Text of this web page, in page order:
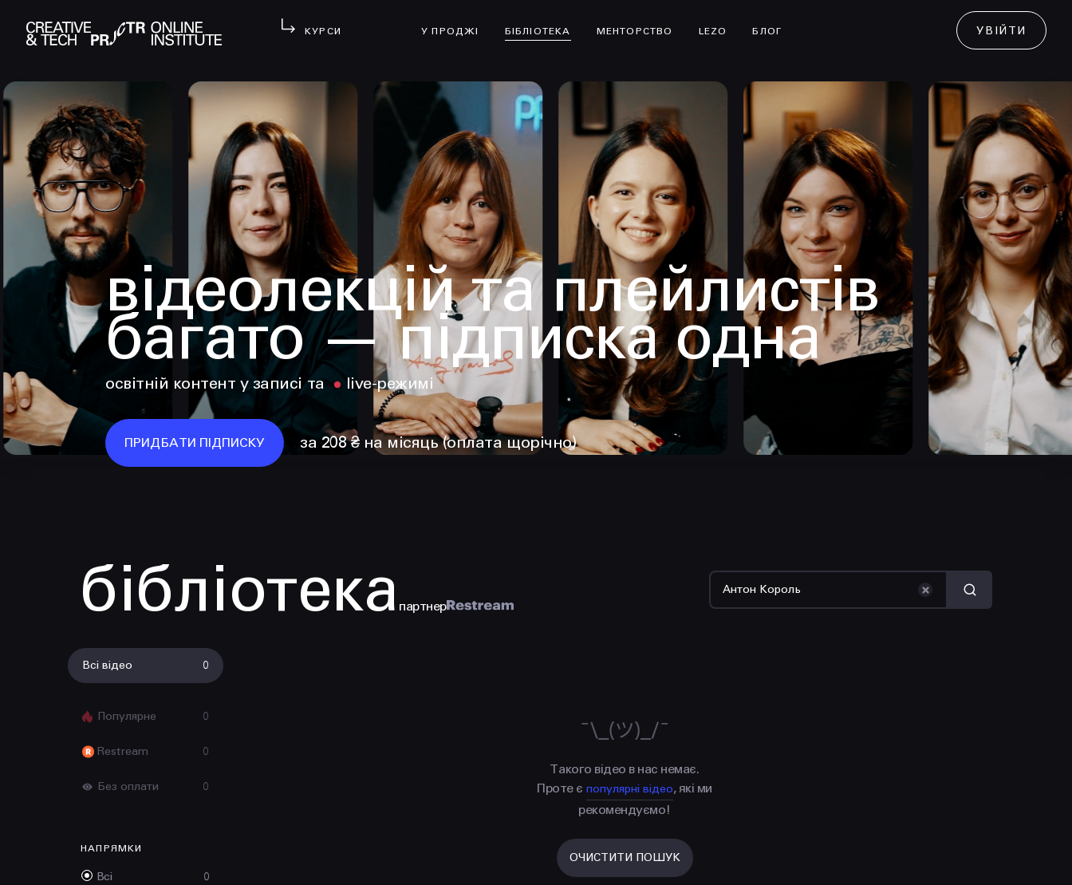
КУРСИ У ПРОДЖІ БІБЛІОТЕКА МЕНТОРСТВО LEZO БЛОГ УВІЙТИ
відеолекцій та плейлистів
багато — підписка одна
освітній контент у записі та live-режимі
ПРИДБАТИ ПІДПИСКУ за 208 ₴ на місяць (оплата щорічно)
бібліотека партнер
Всі відео 0
Популярне 0
Restream 0
Без оплати 0
НАПРЯМКИ
Всі 0
Такого відео в нас немає.
Проте є популярні відео, які ми
рекомендуємо!
ОЧИСТИТИ ПОШУК